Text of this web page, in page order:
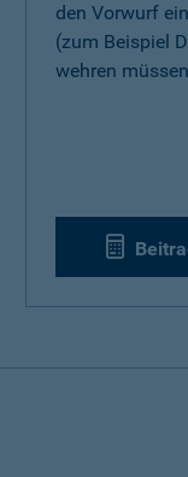
den Vorwurf
(zum Beispiel
wehren